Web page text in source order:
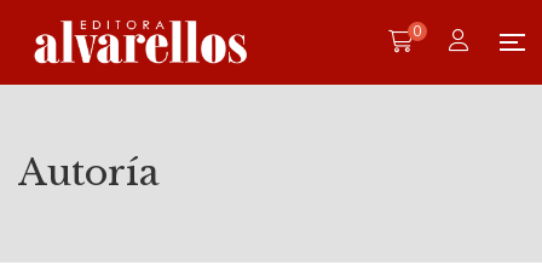
0
Autoría